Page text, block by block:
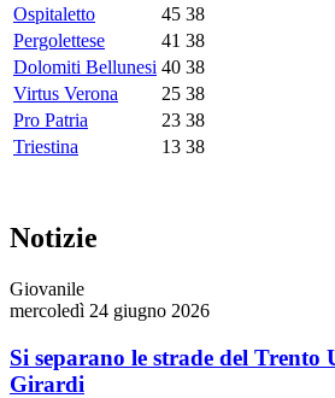
Ospitaletto
45 38
Pergolettese
41 38
Dolomiti Bellunesi 40 38
Virtus Verona
25 38
Pro Patria
23 38
Triestina
13 38
Notizie
Giovanile
mercoledì 24 giugno 2026
Si separano le strade del Trento
Girardi